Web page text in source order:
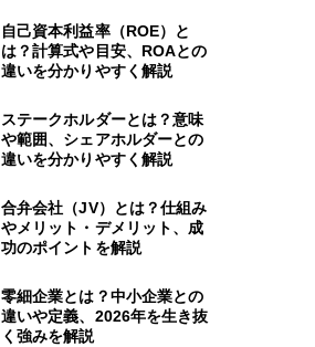
自己資本利益率（ROE）と
は？計算式や目安、ROAとの
違いを分かりやすく解説
ステークホルダーとは？意味
や範囲、シェアホルダーとの
違いを分かりやすく解説
合弁会社（JV）とは？仕組み
やメリット・デメリット、成
功のポイントを解説
零細企業とは？中小企業との
違いや定義、2026年を生き抜
く強みを解説